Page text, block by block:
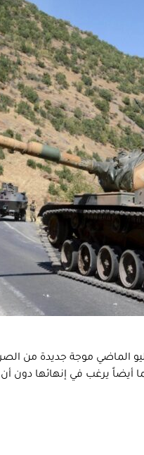
الماضي موجة جديدة من
أيضاً يرغب في إنهائها دون